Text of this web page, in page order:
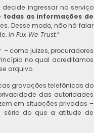
decide ingressar no serviço
todas as informações de
Desse modo, não há falar
In Fux We Trust.”
como juizes, procuradores
no qual acreditamos
arquivo.
gravações telefônicas do
das autoridades
em situações privadas –
sério do que a atitude de